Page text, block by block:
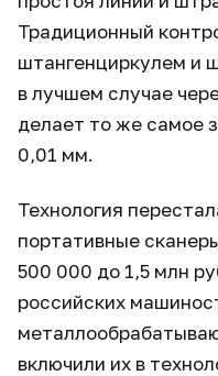
Традиционный
штангенциркулем и
в лучшем случае
делает то же самое
0,01 мм.
Технология
портативные
500 000 до 1,5 млн
российских
включили их в